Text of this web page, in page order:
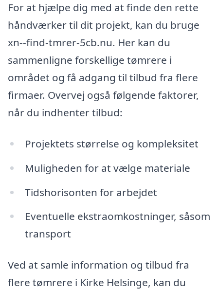
For at hjælpe dig med at finde den rette
håndværker til dit projekt, kan du bruge
xn--find-tmrer-5cb.nu. Her kan du
sammenligne forskellige tømrere i
området og få adgang til tilbud fra flere
firmaer. Overvej også følgende faktorer,
når du indhenter tilbud:
Projektets størrelse og kompleksitet
Muligheden for at vælge materiale
Tidshorisonten for arbejdet
Eventuelle ekstraomkostninger, såsom
transport
Ved at samle information og tilbud fra
flere tømrere i Kirke Helsinge, kan du